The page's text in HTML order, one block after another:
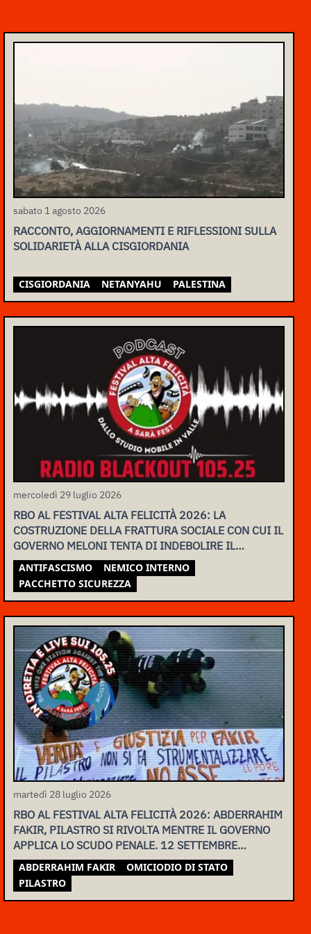
sabato 1 agosto 2026
RACCONTO, AGGIORNAMENTI E RIFLESSIONI SULLA
SOLIDARIETÀ ALLA CISGIORDANIA
CISGIORDANIA NETANYAHU PALESTINA
mercoledì 29 luglio 2026
RBO AL FESTIVAL ALTA FELICITÀ 2026: LA
COSTRUZIONE DELLA FRATTURA SOCIALE CON CUI IL
GOVERNO MELONI TENTA DI INDEBOLIRE IL
MOVIMENTO
ANTIFASCISMO
NEMICO INTERNO
PACCHETTO SICUREZZA
martedì 28 luglio 2026
RBO AL FESTIVAL ALTA FELICITÀ 2026: ABDERRAHIM
FAKIR, PILASTRO SI RIVOLTA MENTRE IL GOVERNO
APPLICA LO SCUDO PENALE. 12 SETTEMBRE
ASSEMBLEA NAZIONALE
ABDERRAHIM FAKIR
OMICIODIO DI STATO
PILASTRO